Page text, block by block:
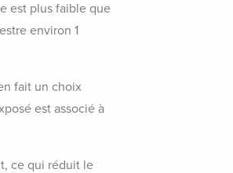
est plus faible que
environ 1
fait un choix
est associé à
ce qui réduit le